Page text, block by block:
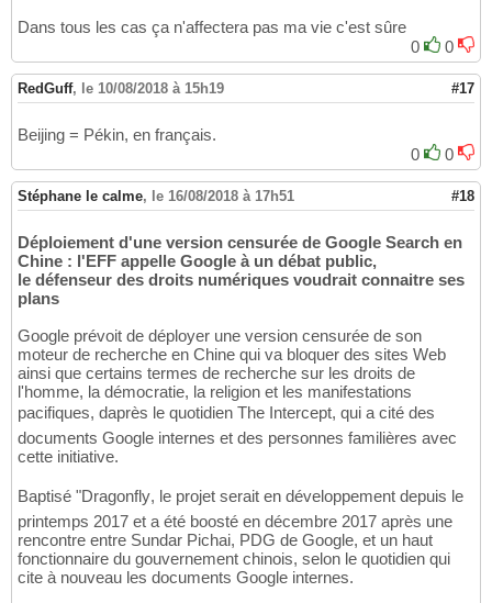
Dans tous les cas ça n'affectera pas ma vie c'est sûre
0
0
RedGuff, le 10/08/2018 à 15h19 #17
Beijing = Pékin, en français.
0
0
Stéphane le calme, le 16/08/2018 à 17h51 #18
Déploiement d'une version censurée de Google Search en
Chine : l'EFF appelle Google à un débat public,
le défenseur des droits numériques voudrait connaitre ses
plans
Google prévoit de déployer une version censurée de son
moteur de recherche en Chine qui va bloquer des sites Web
ainsi que certains termes de recherche sur les droits de
l'homme, la démocratie, la religion et les manifestations
pacifiques, daprès le quotidien The Intercept, qui a cité des
documents Google internes et des personnes familières avec
cette initiative.
Baptisé "Dragonfly, le projet serait en développement depuis le
printemps 2017 et a été boosté en décembre 2017 après une
rencontre entre Sundar Pichai, PDG de Google, et un haut
fonctionnaire du gouvernement chinois, selon le quotidien qui
cite à nouveau les documents Google internes.